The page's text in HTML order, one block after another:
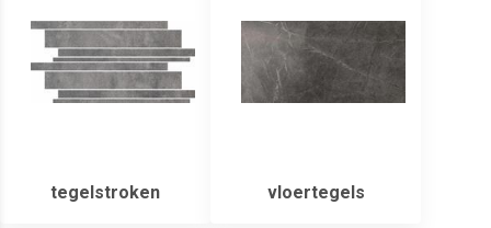
tegelstroken vloertegels